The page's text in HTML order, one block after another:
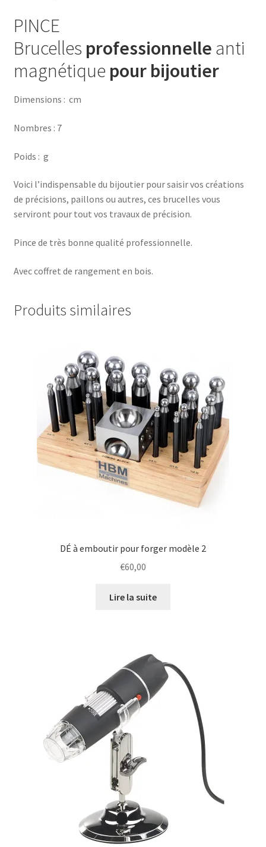
PINCE
Brucelles professionnelle anti
magnétique pour bijoutier
Dimensions : cm
Nombres : 7
Poids : g
Voici l’indispensable du bijoutier pour saisir vos créations
de précisions, paillons ou autres, ces brucelles vous
serviront pour tout vos travaux de précision.
Pince de très bonne qualité professionnelle.
Avec coffret de rangement en bois.
Produits similaires
DÉ à emboutir pour forger modèle 2
€60,00
Lire la suite